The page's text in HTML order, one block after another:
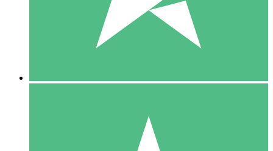
10 00
10 Descargas
20 00